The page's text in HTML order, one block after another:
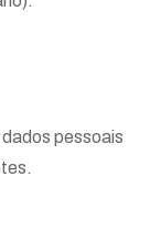
pessoais